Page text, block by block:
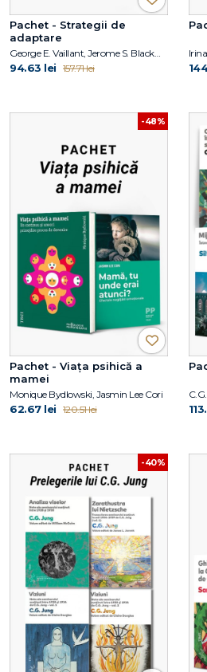
Pachet - Strategii de
adaptare
George E. Vaillant, Jerome S. Blackman
94.63 lei 157.71 lei
-48%
Pachet - Viața psihică a
mamei
Monique Bydlowski, Jasmin Lee Cori
62.67 lei 120.51 lei
-40%